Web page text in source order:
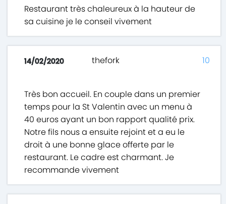
Restaurant très chaleureux à la hauteur de
sa cuisine je le conseil vivement
14/02/2020 thefork
Très bon accueil. En couple dans un premier
temps pour la St Valentin avec un menu à
40 euros ayant un bon rapport qualité prix.
Notre fils nous a ensuite rejoint et a eu le
droit à une bonne glace offerte par le
restaurant. Le cadre est charmant. Je
recommande vivement
10